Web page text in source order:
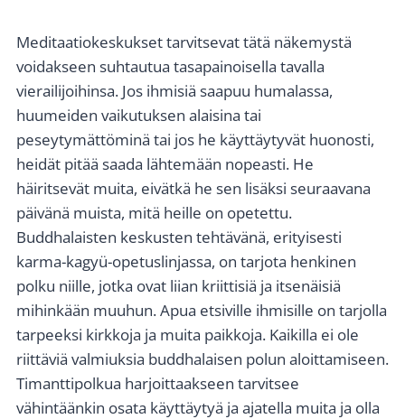
Meditaatiokeskukset tarvitsevat tätä näkemystä
voidakseen suhtautua tasapainoisella tavalla
vierailijoihinsa. Jos ihmisiä saapuu humalassa,
huumeiden vaikutuksen alaisina tai
peseytymättöminä tai jos he käyttäytyvät huonosti,
heidät pitää saada lähtemään nopeasti. He
häiritsevät muita, eivätkä he sen lisäksi seuraavana
päivänä muista, mitä heille on opetettu.
Buddhalaisten keskusten tehtävänä, erityisesti
karma-kagyü-opetuslinjassa, on tarjota henkinen
polku niille, jotka ovat liian kriittisiä ja itsenäisiä
mihinkään muuhun. Apua etsiville ihmisille on tarjolla
tarpeeksi kirkkoja ja muita paikkoja. Kaikilla ei ole
riittäviä valmiuksia buddhalaisen polun aloittamiseen.
Timanttipolkua harjoittaakseen tarvitsee
vähintäänkin osata käyttäytyä ja ajatella muita ja olla